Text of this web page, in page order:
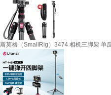
斯莫格（SmallRig）3474 相机三脚架 单